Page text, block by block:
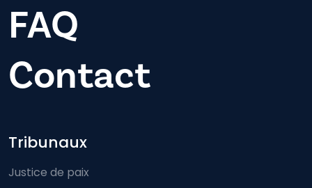
FAQ
Contact
Footer-menu
Tribunaux
Justice de paix